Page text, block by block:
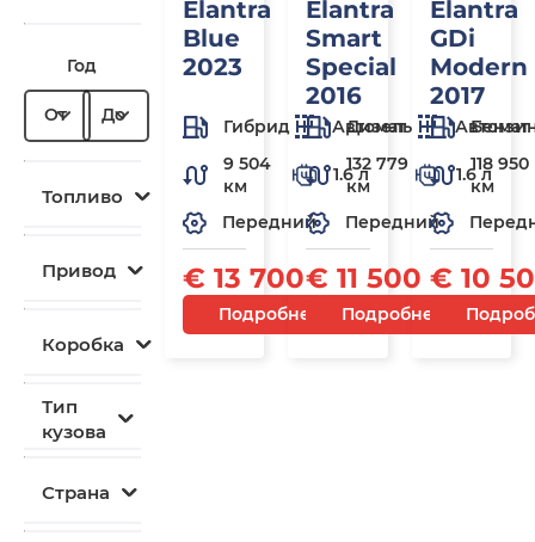
Год
От До
Топливо
Привод
Коробка
Тип
кузова
Страна
Elantra
Blue
2023
Гибрид
Автомат
9 504
км
1.6 л
Передний
€ 13 700
Подробнее
Elantra
Smart
Special
2016
Дизель
Автомат
132 779
км
1.6 л
Передний
€ 11 500
Подробнее
Elantra
GDi
Modern
2017
118 950
км
€ 10